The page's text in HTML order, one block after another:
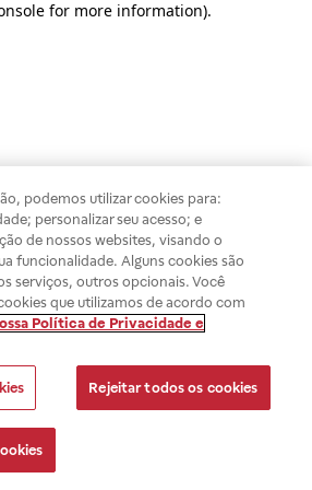
for more information).
podemos utilizar cookies para:
personalizar seu acesso; e
de nossos websites, visando o
funcionalidade. Alguns cookies são
serviços, outros opcionais. Você
que utilizamos de acordo com
Política de Privacidade e
Rejeitar todos os cookies